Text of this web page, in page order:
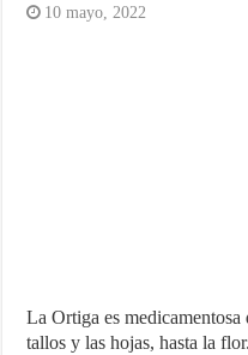
10 mayo, 2022
La Ortiga es
tallos y las hojas, hasta la